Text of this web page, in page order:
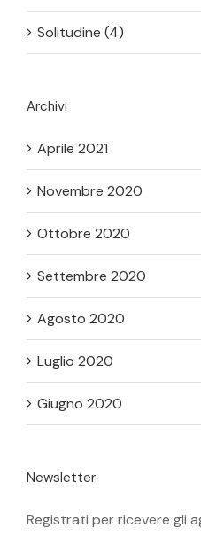
Solitudine (4)
Archivi
Aprile 2021
Novembre 2020
Ottobre 2020
Settembre 2020
Agosto 2020
Luglio 2020
Giugno 2020
Newsletter
Registrati per ricevere gli